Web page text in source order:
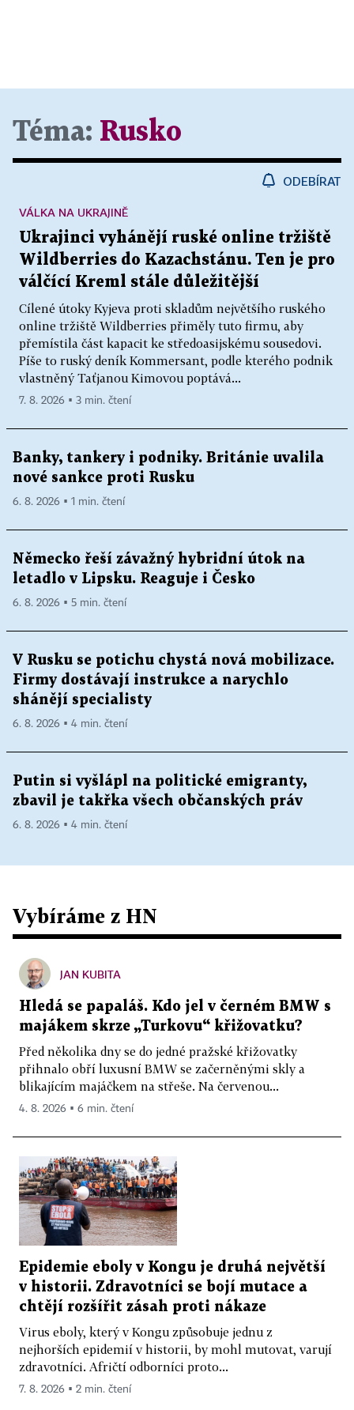
Téma: Rusko
ODEBÍRAT
Ukrajinci vyhánějí ruské online tržiště
Wildberries do Kazachstánu. Ten je pro
válčící Kreml stále důležitější
Cílené útoky Kyjeva proti skladům největšího ruského
online tržiště Wildberries přiměly tuto firmu, aby
přemístila část kapacit ke středoasijskému sousedovi.
Píše to ruský deník Kommersant, podle kterého podnik
vlastněný Taťjanou Kimovou poptává...
VÁLKA NA UKRAJINĚ
7. 8. 2026 ▪ 3 min. čtení
Banky, tankery i podniky. Británie uvalila
nové sankce proti Rusku
6. 8. 2026 ▪ 1 min. čtení
Německo řeší závažný hybridní útok na
letadlo v Lipsku. Reaguje i Česko
6. 8. 2026 ▪ 5 min. čtení
V Rusku se potichu chystá nová mobilizace.
Firmy dostávají instrukce a narychlo
shánějí specialisty
6. 8. 2026 ▪ 4 min. čtení
Putin si vyšlápl na politické emigranty,
zbavil je takřka všech občanských práv
6. 8. 2026 ▪ 4 min. čtení
Vybíráme z HN
JAN KUBITA
Hledá se papaláš. Kdo jel v černém BMW s
majákem skrze „Turkovu“ křižovatku?
Před několika dny se do jedné pražské křižovatky
přihnalo obří luxusní BMW se začerněnými skly a
blikajícím majáčkem na střeše. Na červenou...
4. 8. 2026 ▪ 6 min. čtení
Epidemie eboly v Kongu je druhá největší
v historii. Zdravotníci se bojí mutace a
chtějí rozšířit zásah proti nákaze
Virus eboly, který v Kongu způsobuje jednu z
nejhorších epidemií v historii, by mohl mutovat, varují
zdravotníci. Afričtí odborníci proto...
7. 8. 2026 ▪ 2 min. čtení